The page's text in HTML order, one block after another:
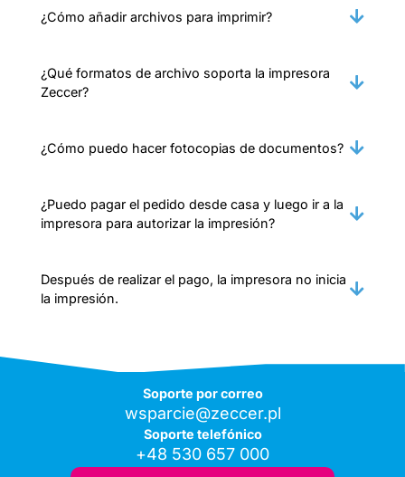
¿Cómo añadir archivos para imprimir?
¿Qué formatos de archivo soporta la impresora
Zeccer?
¿Cómo puedo hacer fotocopias de documentos?
¿Puedo pagar el pedido desde casa y luego ir a la
impresora para autorizar la impresión?
Después de realizar el pago, la impresora no inicia
la impresión.
Soporte por correo
wsparcie@zeccer.pl
Soporte telefónico
+48 530 657 000